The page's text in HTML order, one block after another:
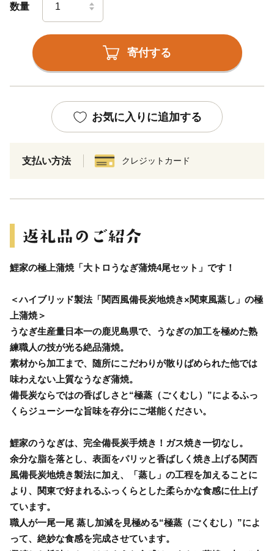
数量
寄付する
お気に入りに追加する
支払い方法 クレジットカード
鯉家の極上蒲焼「大トロうなぎ蒲焼4尾セット」です！
＜ハイブリッド製法「関西風備長炭地焼き×関東風蒸し」の極
上蒲焼＞
うなぎ生産量日本一の鹿児島県で、うなぎの加工を極めた熟
練職人の技が光る絶品蒲焼。
素材から加工まで、随所にこだわりが散りばめられた他では
味わえない上質なうなぎ蒲焼。
備長炭ならではの香ばしさと“極蒸（ごくむし）”によるふっ
くらジューシーな旨味を存分にご堪能ください。
鯉家のうなぎは、完全備長炭手焼き！ガス焼き一切なし。
余分な脂を落とし、表面をパリッと香ばしく焼き上げる関西
風備長炭地焼き製法に加え、「蒸し」の工程を加えることに
より、関東で好まれるふっくらとした柔らかな食感に仕上げ
ています。
職人が一尾一尾 蒸し加減を見極める“極蒸（ごくむし）”によ
って、絶妙な食感を完成させています。